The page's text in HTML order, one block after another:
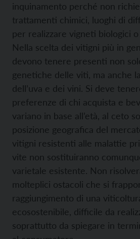
inquinamento perché non
trattamenti chimici, luoghi di
per realizzare vigneti biologici
Nella scelta dei vitigni più in
devono tenere presenti non
genetiche delle viti, ma anche
dell’uva e dei vini. Si deve
preferenze di chi acquista e
variano in base all’età, al ceto
posizione geografica del
vitigni resistenti alle malattie
vite non sostituiranno
varietale esistente. Non
molteplici ostacoli che si
raggiungimento di una
ecosostenibile, difficile da
soprattutto da spiegare in